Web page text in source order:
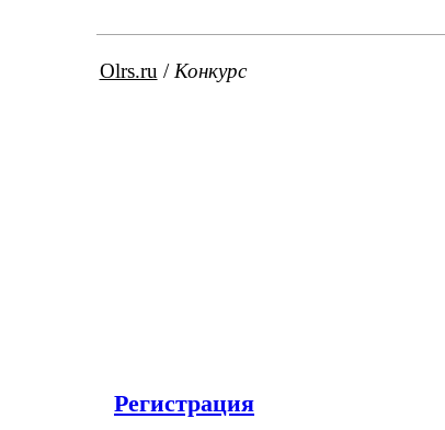
Olrs.ru / Конкурс
Регистрация